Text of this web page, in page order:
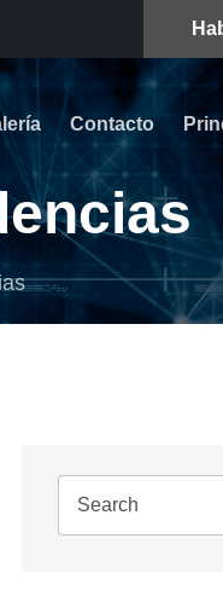
Contacto